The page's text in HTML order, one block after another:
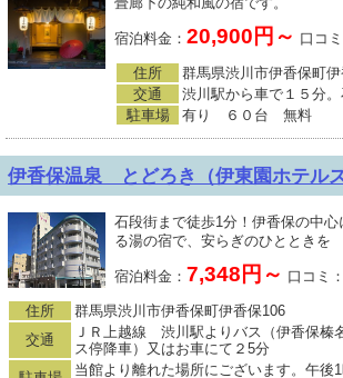
宿泊料金： 20,900円～ 口コミ
住所
群馬県渋川市伊香保町
交通
渋川駅から車で１５分
駐車場
有り ６０台 無料
伊香保温泉 とどろき（伊東園ホテルズ
石段街まで徒歩1分！伊香保の中
る湯の宿で、安らぎのひとときを
宿泊料金： 7,348円～ 口コミ：
住所
群馬県渋川市伊香保町伊香保106
交通
ＪＲ上越線 渋川駅よりバス（伊香保榛
ス停降車）又はお車にて２5分
当館より離れた場所にございます。午後